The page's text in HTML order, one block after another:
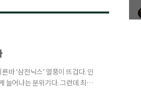
바 ‘삼전닉스’ 열풍이 뜨겁다. 인
늘어나는 분위기다. 그런데 최근